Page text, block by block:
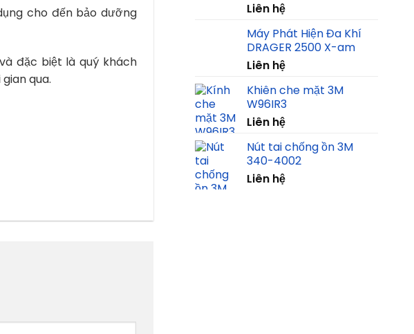
cho đến bảo dưỡng
đặc biệt là quý khách
qua.
Liên hệ
Máy Phát Hiện Đa Khí
DRAGER 2500 X-am
Liên hệ
Khiên che mặt 3M
W96IR3
Liên hệ
Nút tai chống ồn 3M
340-4002
Liên hệ